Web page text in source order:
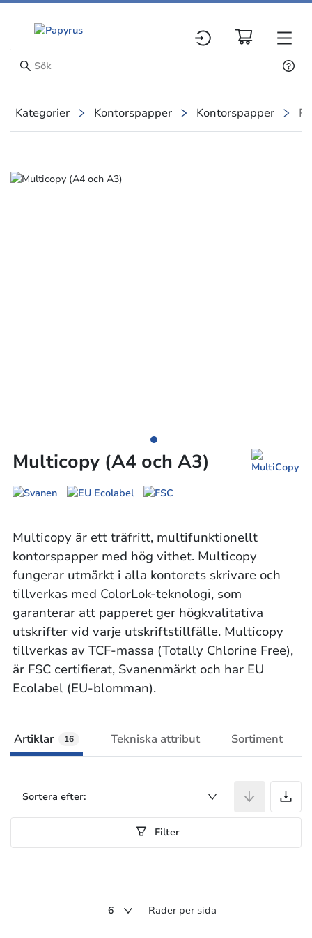
Kategorier Kontorspapper Kontorspapper
Slide 1 of 1
Multicopy (A4 och A3)
Multicopy är ett träfritt, multifunktionellt
kontorspapper med hög vithet. Multicopy
fungerar utmärkt i alla kontorets skrivare och
tillverkas med ColorLok-teknologi, som
garanterar att papperet ger högkvalitativa
utskrifter vid varje utskriftstillfälle. Multicopy
tillverkas av TCF-massa (Totally Chlorine Free),
är FSC certifierat, Svanenmärkt och har EU
Ecolabel (EU-blomman).
Artiklar 16 Tekniska attribut Sortiment
Sortera efter:
Filter
6 Rader per sida